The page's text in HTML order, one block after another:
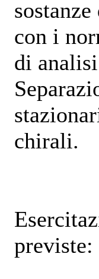
con i
di
chirali.
previste: